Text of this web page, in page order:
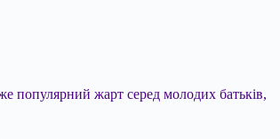
популярний жарт серед молодих батьків,